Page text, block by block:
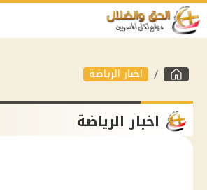
اخبار الرياضة
اخبار الرياضة